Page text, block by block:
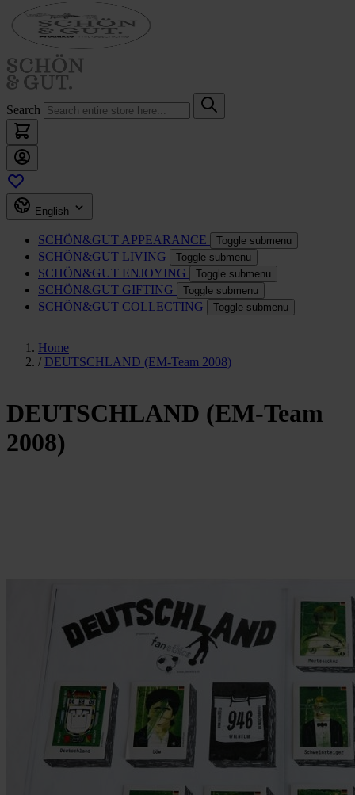
Search
English
SCHÖN&GUT APPEARANCE Toggle submenu
SCHÖN&GUT LIVING Toggle submenu
SCHÖN&GUT ENJOYING Toggle submenu
SCHÖN&GUT GIFTING Toggle submenu
SCHÖN&GUT COLLECTING Toggle submenu
Home
/ DEUTSCHLAND (EM-Team 2008)
DEUTSCHLAND (EM-Team
2008)